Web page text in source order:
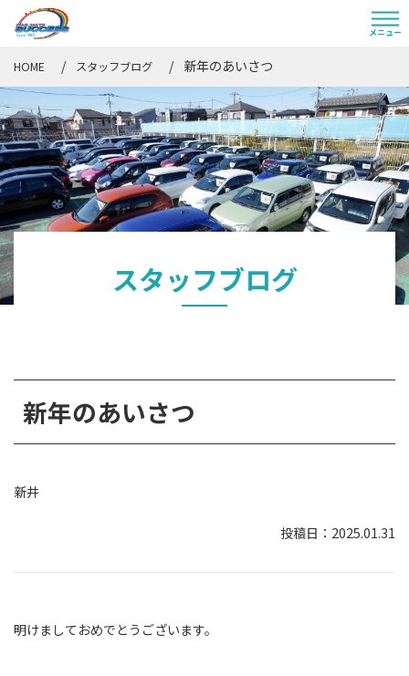
HOME スタッフブログ 新年のあいさつ
スタッフブログ
新年のあいさつ
新井
2025.01.31
明けましておめでとうございます。